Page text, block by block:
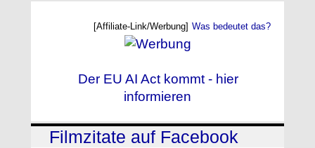
[Affiliate-Link/Werbung] Was bedeutet das?
Der EU AI Act kommt - hier
informieren
Filmzitate auf Facebook